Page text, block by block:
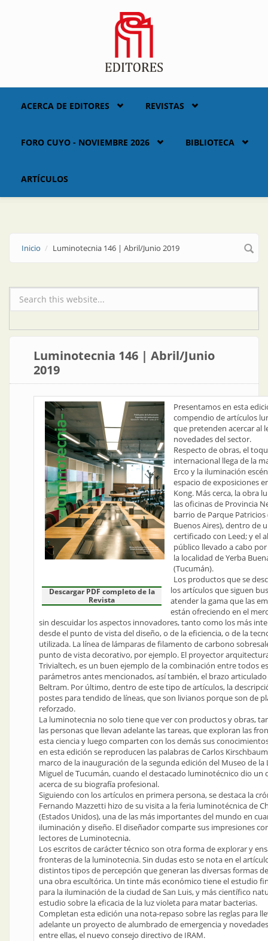
ACERCA DE EDITORES REVISTAS
FORO CUYO - NOVIEMBRE 2026 BIBLIOTECA
ARTÍCULOS
Inicio Luminotecnia 146 | Abril/Junio 2019
Formulario de búsqueda
Luminotecnia 146 | Abril/Junio
2019
Descargar PDF completo de la
Revista
Presentamos en esta
compendio de artículos
que pretenden acercar al
novedades del sector.
Respecto de obras, el
internacional llega de la
Erco y la iluminación
espacio de exposiciones
Kong. Más cerca, la obra
las oficinas de Provincia
barrio de Parque Patricios
Buenos Aires), dentro de
certificado con Leed; y el
público llevado a cabo
la localidad de Yerba
(Tucumán).
Los productos que se
los artículos que siguen
atender la gama que las
están ofreciendo en el
sin descuidar los aspectos innovadores, tanto como los más
desde el punto de vista del diseño, o de la eficiencia, o de la
utilizada. La línea de lámparas de filamento de carbono
punto de vista decorativo, por ejemplo. El proyector
Trivialtech, es un buen ejemplo de la combinación entre todos
parámetros antes mencionados, así también, el brazo
Beltram. Por último, dentro de este tipo de artículos, la
postes para tendido de líneas, que son livianos porque son de
reforzado.
La luminotecnia no solo tiene que ver con productos y obras,
las personas que llevan adelante las tareas, que exploran las
esta ciencia y luego comparten con los demás sus
en esta edición se reproducen las palabras de Carlos
marco de la inauguración de la segunda edición del Museo de la
Miguel de Tucumán, cuando el destacado luminotécnico dio un
acerca de su biografía profesional.
Siguiendo con los artículos en primera persona, se destaca la
Fernando Mazzetti hizo de su visita a la feria luminotécnica de
(Estados Unidos), una de las más importantes del mundo en
iluminación y diseño. El diseñador comparte sus impresiones
lectores de Luminotecnia.
Los escritos de carácter técnico son otra forma de explorar y
fronteras de la luminotecnia. Sin dudas esto se nota en el
distintos tipos de percepción que generan las diversas formas
una obra escultórica. Un tinte más económico tiene el estudio
para la iluminación de la ciudad de San Luis, y más científico
estudio sobre la eficacia de la luz violeta para matar bacterias.
Completan esta edición una nota-repaso sobre las reglas para
adelante un proyecto de alumbrado de emergencia y
entre ellas, el nuevo consejo directivo de IRAM.